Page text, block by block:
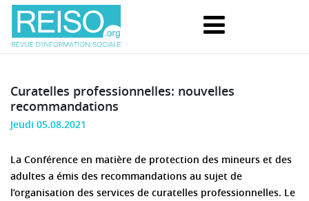
Curatelles professionnelles: nouvelles
recommandations
Jeudi 05.08.2021
La Conférence en matière de protection des mineurs et des
adultes a émis des recommandations au sujet de
l’organisation des services de curatelles professionnelles. Le